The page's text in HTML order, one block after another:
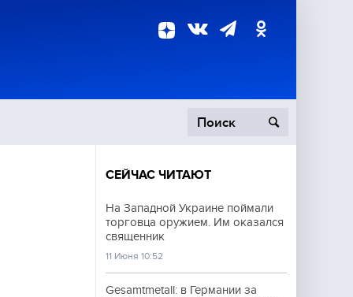
СЕЙЧАС ЧИТАЮТ
На Западной Украине поймали
торговца оружием. Им оказался
священник
11 Июня 10:52
Gesamtmetall: в Германии за